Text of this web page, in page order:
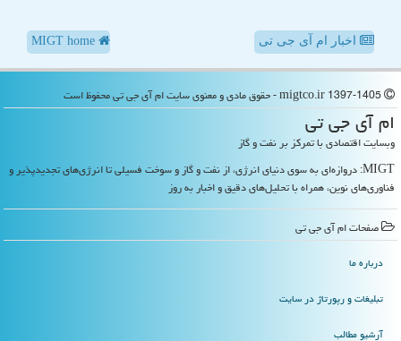
اخبار ام آی جی تی
ام آی جی تی
وبسایت اقتصادی با تمرکز بر نفت و گاز
MIGT: دروازه‌ای به سوی دنیای انرژی، از نفت و گاز و سوخت فسیلی تا انرژی‌های تجدیدپذیر و
فناوری‌های نوین، همراه با تحلیل‌های دقیق و اخبار به روز
صفحات ام آی جی تی
درباره ما
تبلیغات و رپورتاژ در سایت
آرشیو مطالب